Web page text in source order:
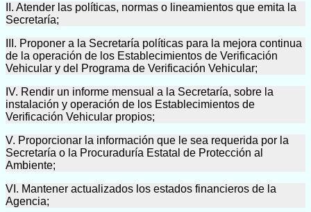
II. Atender las políticas, normas o lineamientos que emita la
Secretaría;
III. Proponer a la Secretaría políticas para la mejora continua
de la operación de los Establecimientos de Verificación
Vehicular y del Programa de Verificación Vehicular;
IV. Rendir un informe mensual a la Secretaría, sobre la
instalación y operación de los Establecimientos de
Verificación Vehicular propios;
V. Proporcionar la información que le sea requerida por la
Secretaría o la Procuraduría Estatal de Protección al
Ambiente;
VI. Mantener actualizados los estados financieros de la
Agencia;